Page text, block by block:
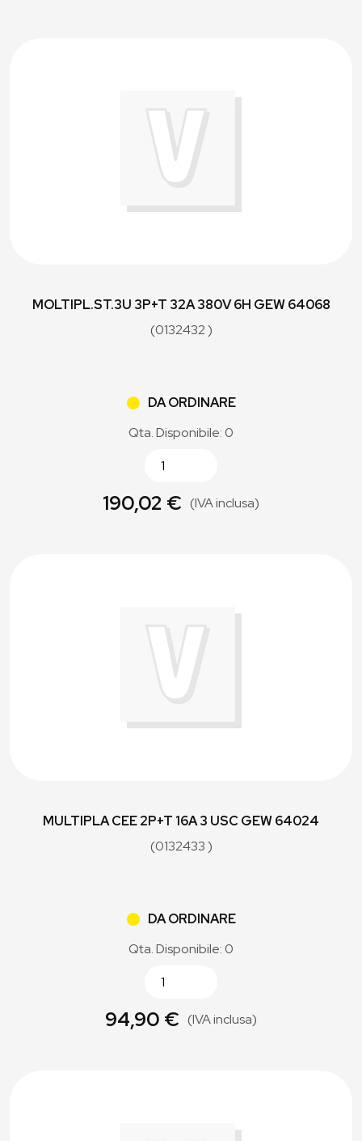
MOLTIPL.ST.3U 3P+T 32A 380V 6H GEW 64068
(0132432 )
DA ORDINARE
Qta. Disponibile: 0
190,02 € (IVA inclusa)
MULTIPLA CEE 2P+T 16A 3 USC GEW 64024
(0132433 )
DA ORDINARE
Qta. Disponibile: 0
94,90 € (IVA inclusa)